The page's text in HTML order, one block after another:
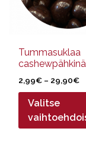
Tummasuklaa
cashewpähkinä
2,99€ – 29,90€
Valitse
tehdä
valinnat
sivulla.